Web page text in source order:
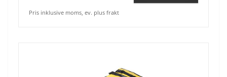
Pris inklusive moms, ev. plus frakt